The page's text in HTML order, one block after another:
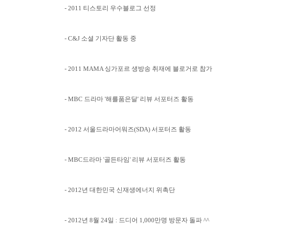
- 2011 티스토리 우수블로그 선정
- C&J 소셜 기자단 활동 중
- 2011 MAMA 싱가포르 생방송 취재에 블로거로 참가
- MBC 드라마 '해를품은달' 리뷰 서포터즈 활동
- 2012 서울드라마어워즈(SDA) 서포터즈 활동
- MBC드라마 '골든타임' 리뷰 서포터즈 활동
- 2012년 대한민국 신재생에너지 위촉단
- 2012년 8월 24일 : 드디어 1,000만명 방문자 돌파 ^^